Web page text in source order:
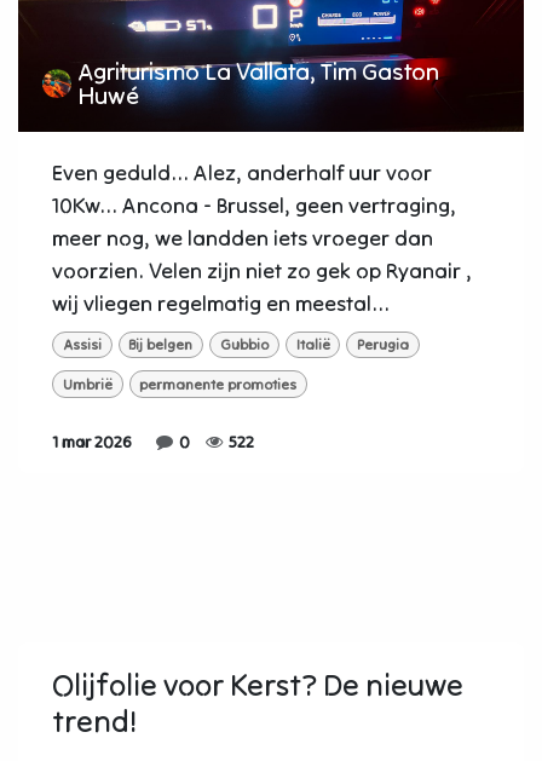
Agriturismo La Vallata, Tim Gaston
Huwé
Even geduld... Alez, anderhalf uur voor
10Kw... Ancona - Brussel, geen vertraging,
meer nog, we landden iets vroeger dan
voorzien. Velen zijn niet zo gek op Ryanair ,
wij vliegen regelmatig en meestal...
Assisi Bij belgen Gubbio Italië Perugia
Umbrië permanente promoties
1 mar 2026 0 522
Olijfolie voor Kerst? De nieuwe
trend!